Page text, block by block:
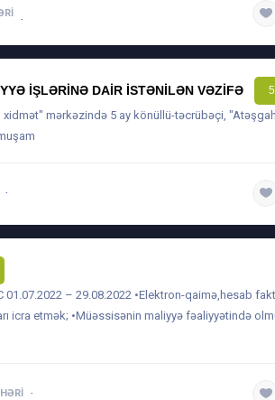
IŞLƏRINƏ DAIR ISTƏNILƏN VƏZIFƏ
mərkəzində 5 ay könüllü-təcrübəçi,
01.07.2022 – 29.08.2022 •Elektron-qaimə,hesab
icra etmək; •Müəssisənin maliyyə fəaliyyətində